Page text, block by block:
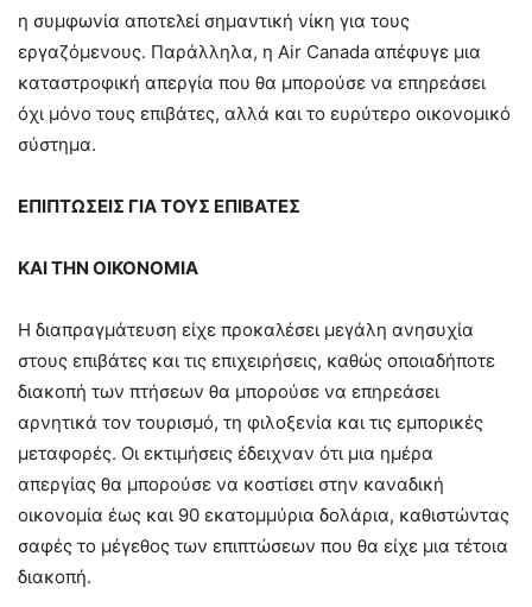
η συμφωνία αποτελεί σημαντική νίκη για τους
εργαζόμενους. Παράλληλα, η Air Canada απέφυγε μια
καταστροφική απεργία που θα μπορούσε να επηρεάσει
όχι μόνο τους επιβάτες, αλλά και το ευρύτερο οικονομικό
σύστημα​.
ΕΠΙΠΤΩΣΕΙΣ ΓΙΑ ΤΟΥΣ ΕΠΙΒΑΤΕΣ
ΚΑΙ ΤΗΝ ΟΙΚΟΝΟΜΙΑ
Η διαπραγμάτευση είχε προκαλέσει μεγάλη ανησυχία
στους επιβάτες και τις επιχειρήσεις, καθώς οποιαδήποτε
διακοπή των πτήσεων θα μπορούσε να επηρεάσει
αρνητικά τον τουρισμό, τη φιλοξενία και τις εμπορικές
μεταφορές. Οι εκτιμήσεις έδειχναν ότι μια ημέρα
απεργίας θα μπορούσε να κοστίσει στην καναδική
οικονομία έως και 90 εκατομμύρια δολάρια, καθιστώντας
σαφές το μέγεθος των επιπτώσεων που θα είχε μια τέτοια
διακοπή​.